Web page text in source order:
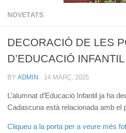
NOVETATS
DECORACIÓ DE LES
D’EDUCACIÓ INFANTIL
BY ADMIN · 14 MARÇ, 2025
L’alumnat d’Educació Infantil ja ha
Cadascuna està relacionada amb el
Cliqueu a la porta per a veure més